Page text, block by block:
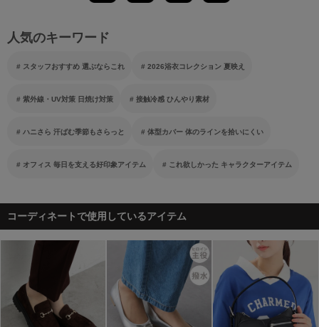
人気のキーワード
スタッフおすすめ 選ぶならこれ 2026浴衣コレクション 夏映え
紫外線・UV対策 日焼け対策 接触冷感 ひんやり素材
ハニさら 汗ばむ季節もさらっと 体型カバー 体のラインを拾いにくい
オフィス 毎日を支える好印象アイテム これ欲しかった キャラクターアイテム
コーディネートで使用しているアイテム